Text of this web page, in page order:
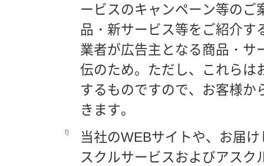
ービスのキャンペーン等のご
品・新サービス等をご紹介す
業者が広告主となる商品・サ
伝のため。ただし、これらは
するものですので、お客様か
きます。
f)
当社のWEBサイトや、お届
スクルサービスおよびアス